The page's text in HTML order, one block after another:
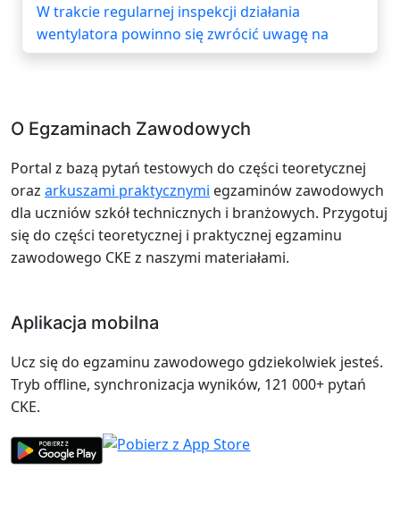
W trakcie regularnej inspekcji działania
wentylatora powinno się zwrócić uwagę na
O Egzaminach Zawodowych
Portal z bazą pytań testowych do części teoretycznej
oraz arkuszami praktycznymi egzaminów zawodowych
dla uczniów szkół technicznych i branżowych. Przygotuj
się do części teoretycznej i praktycznej egzaminu
zawodowego CKE z naszymi materiałami.
Aplikacja mobilna
Ucz się do egzaminu zawodowego gdziekolwiek jesteś.
Tryb offline, synchronizacja wyników, 121 000+ pytań
CKE.